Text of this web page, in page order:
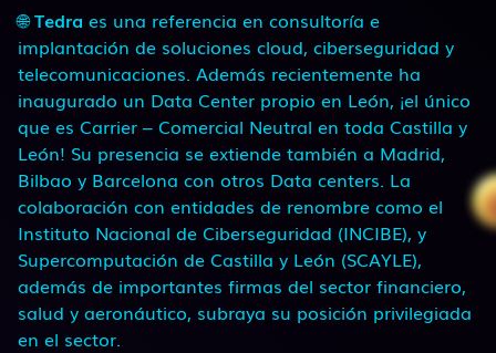
🌐Tedra es una referencia en consultoría e
implantación de soluciones cloud, ciberseguridad y
telecomunicaciones. Además recientemente ha
inaugurado un Data Center propio en León, ¡el único
que es Carrier – Comercial Neutral en toda Castilla y
León! Su presencia se extiende también a Madrid,
Bilbao y Barcelona con otros Data centers. La
colaboración con entidades de renombre como el
Instituto Nacional de Ciberseguridad (INCIBE), y
Supercomputación de Castilla y León (SCAYLE),
además de importantes firmas del sector financiero,
salud y aeronáutico, subraya su posición privilegiada
en el sector.